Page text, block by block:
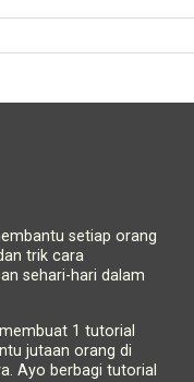
setiap orang
trik cara
sehari-hari dalam
1 tutorial
jutaan orang di
Ayo berbagi tutorial